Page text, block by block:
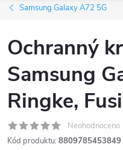
Samsung Galaxy A72 5G
Ochranný
Samsung
Ringke,
Neohodnoceno
Kód produktu: 8809785453849